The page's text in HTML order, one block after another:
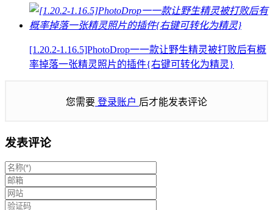
[1.20.2-1.16.5]PhotoDrop一一款让野生精灵被打败后有概
率掉落一张精灵照片的插件{右键可转化为精灵}
您需要 登录账户 后才能发表评论
发表评论